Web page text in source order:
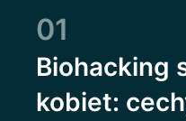
01
Biohacking
kobiet: